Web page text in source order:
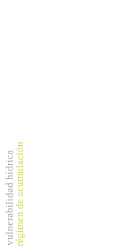
vulnerabilidad hídricarégimen de acumulación